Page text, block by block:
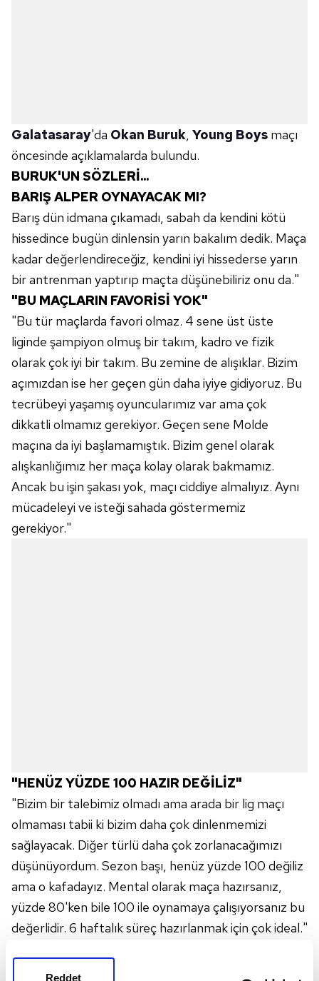
Reddet
Galatasaray'da Okan Buruk, Young Boys maçı
öncesinde açıklamalarda bulundu.
BURUK'UN SÖZLERİ...
BARIŞ ALPER OYNAYACAK MI?
Barış dün idmana çıkamadı, sabah da kendini kötü
hissedince bugün dinlensin yarın bakalım dedik. Maça
kadar değerlendireceğiz, kendini iyi hissederse yarın
bir antrenman yaptırıp maçta düşünebiliriz onu da."
"BU MAÇLARIN FAVORİSİ YOK"
"Bu tür maçlarda favori olmaz. 4 sene üst üste
liginde şampiyon olmuş bir takım, kadro ve fizik
olarak çok iyi bir takım. Bu zemine de alışıklar. Bizim
açımızdan ise her geçen gün daha iyiye gidiyoruz. Bu
tecrübeyi yaşamış oyuncularımız var ama çok
dikkatli olmamız gerekiyor. Geçen sene Molde
maçına da iyi başlamamıştık. Bizim genel olarak
alışkanlığımız her maça kolay olarak bakmamız.
Ancak bu işin şakası yok, maçı ciddiye almalıyız. Aynı
mücadeleyi ve isteği sahada göstermemiz
gerekiyor."
"HENÜZ YÜZDE 100 HAZIR DEĞİLİZ"
"Bizim bir talebimiz olmadı ama arada bir lig maçı
olmaması tabii ki bizim daha çok dinlenmemizi
sağlayacak. Diğer türlü daha çok zorlanacağımızı
düşünüyordum. Sezon başı, henüz yüzde 100 değiliz
ama o kafadayız. Mental olarak maça hazırsanız,
yüzde 80'ken bile 100 ile oynamaya çalışıyorsanız bu
değerlidir. 6 haftalık süreç hazırlanmak için çok ideal."